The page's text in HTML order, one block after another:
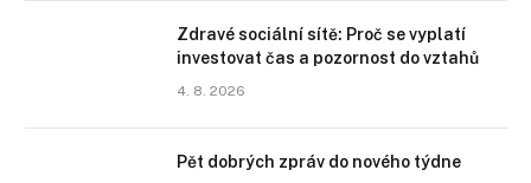
Zdravé sociální sítě: Proč se vyplatí
investovat čas a pozornost do vztahů
4. 8. 2026
Pět dobrých zpráv do nového týdne